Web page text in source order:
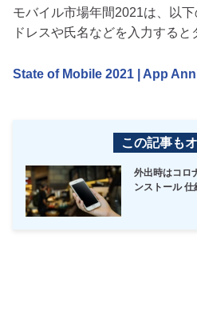
モバイル市場年間2021は、以
ドレスや氏名などを入力すると
State of Mobile 2021 | App
この記事も
外出時はコロ
ンストール